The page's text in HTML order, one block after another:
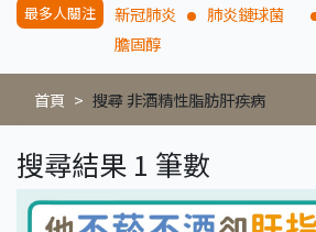
最多人關注 新冠肺炎 肺炎鏈球菌
膽固醇
首頁 搜尋 非酒精性脂肪肝疾病
搜尋結果 1 筆數